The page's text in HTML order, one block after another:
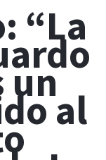
“La
un
al